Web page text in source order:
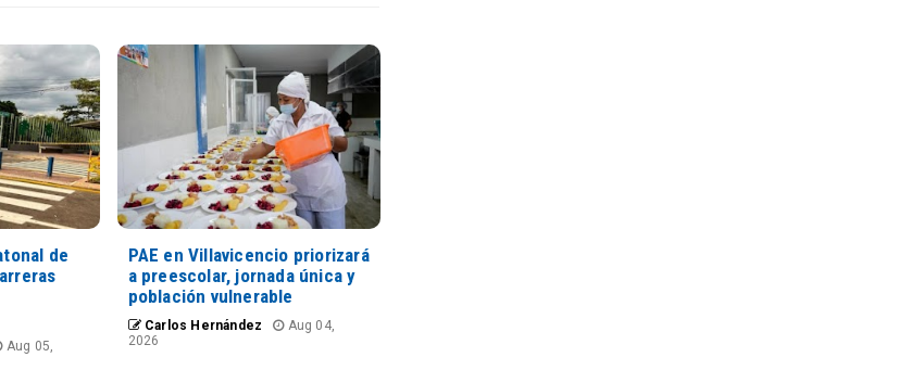
de
Aug 05,
PAE en Villavicencio priorizará
a preescolar, jornada única y
población vulnerable
Carlos Hernández
Aug 04,
2026